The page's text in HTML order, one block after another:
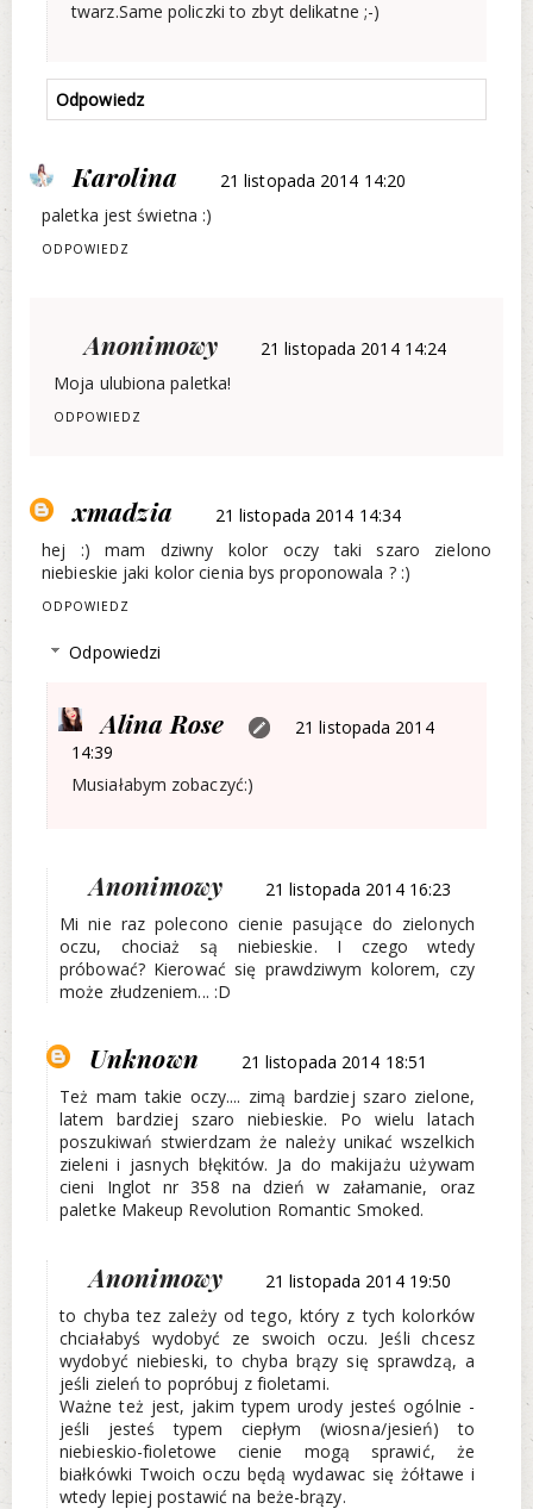
twarz.Same policzki to zbyt delikatne ;-)
Odpowiedz
Karolina
21 listopada 2014 14:20
paletka jest świetna :)
ODPOWIEDZ
Anonimowy
21 listopada 2014 14:24
Moja ulubiona paletka!
ODPOWIEDZ
xmadzia
21 listopada 2014 14:34
hej :) mam dziwny kolor oczy taki szaro zielono
niebieskie jaki kolor cienia bys proponowala ? :)
ODPOWIEDZ
Odpowiedzi
Alina Rose
21 listopada 2014
14:39
Musiałabym zobaczyć:)
Anonimowy
21 listopada 2014 16:23
Mi nie raz polecono cienie pasujące do zielonych
oczu, chociaż są niebieskie. I czego wtedy
próbować? Kierować się prawdziwym kolorem, czy
może złudzeniem... :D
Unknown
21 listopada 2014 18:51
Też mam takie oczy.... zimą bardziej szaro zielone,
latem bardziej szaro niebieskie. Po wielu latach
poszukiwań stwierdzam że należy unikać wszelkich
zieleni i jasnych błękitów. Ja do makijażu używam
cieni Inglot nr 358 na dzień w załamanie, oraz
paletke Makeup Revolution Romantic Smoked.
Anonimowy
21 listopada 2014 19:50
to chyba tez zależy od tego, który z tych kolorków
chciałabyś wydobyć ze swoich oczu. Jeśli chcesz
wydobyć niebieski, to chyba brązy się sprawdzą, a
jeśli zieleń to popróbuj z fioletami.
Ważne też jest, jakim typem urody jesteś ogólnie -
jeśli jesteś typem ciepłym (wiosna/jesień) to
niebieskio-fioletowe cienie mogą sprawić, że
białkówki Twoich oczu będą wydawac się żółtawe i
wtedy lepiej postawić na beże-brązy.